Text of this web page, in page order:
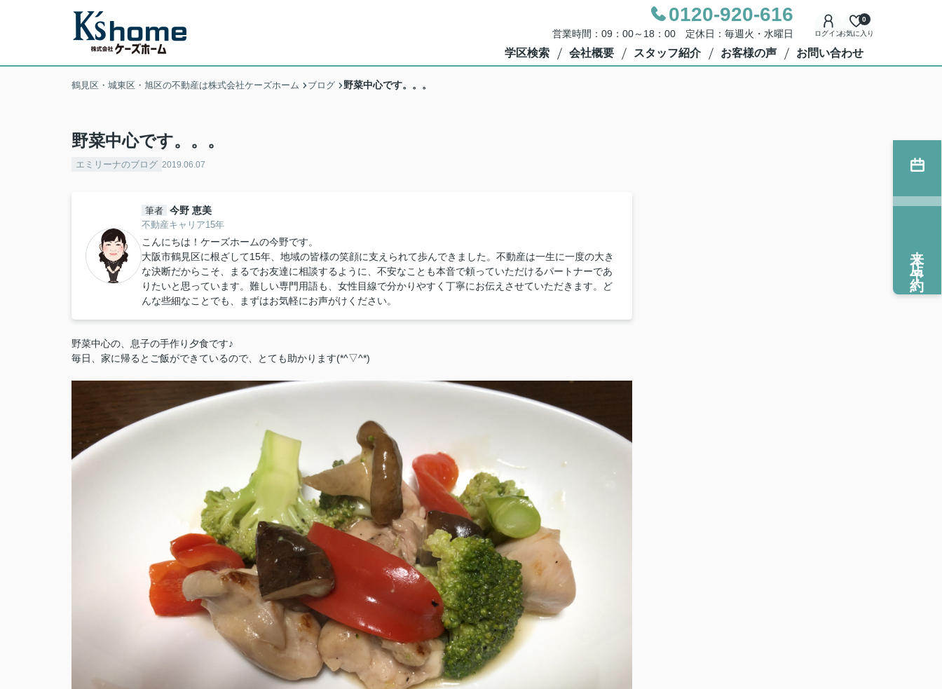
0120-920-616
営業時間：09：00～18：00 定休日：毎週火・水曜日 ログインお気に入り
0
学区検索 会社概要 スタッフ紹介 お客様の声 お問い合わせ
鶴見区・城東区・旭区の不動産は株式会社ケーズホーム ブログ 野菜中心です。。。
野菜中心です。。。
エミリーナのブログ 2019.06.07
筆者 今野 恵美
不動産キャリア15年
こんにちは！ケーズホームの今野です。
大阪市鶴見区に根ざして15年、地域の皆様の笑顔に支えられて歩んできました。不動産は一生に一度の大き
な決断だからこそ、まるでお友達に相談するように、不安なことも本音で頼っていただけるパートナーであ
りたいと思っています。難しい専門用語も、女性目線で分かりやすく丁寧にお伝えさせていただきます。ど
んな些細なことでも、まずはお気軽にお声がけください。
野菜中心の、息子の手作り夕食です♪
毎日、家に帰るとご飯ができているので、とても助かります(*^▽^*)
来店予約